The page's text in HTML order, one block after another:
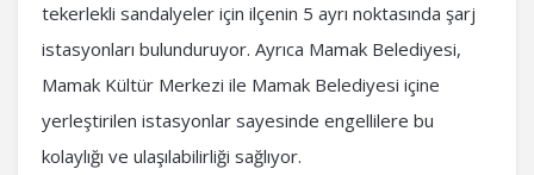
tekerlekli sandalyeler için ilçenin 5 ayrı noktasında şarj
istasyonları bulunduruyor. Ayrıca Mamak Belediyesi,
Mamak Kültür Merkezi ile Mamak Belediyesi içine
yerleştirilen istasyonlar sayesinde engellilere bu
kolaylığı ve ulaşılabilirliği sağlıyor.